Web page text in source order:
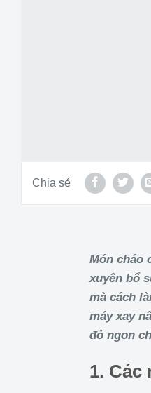
Chia sẻ
Món cháo
xuyên bổ
mà cách
máy xay
đỏ ngon
1. Các